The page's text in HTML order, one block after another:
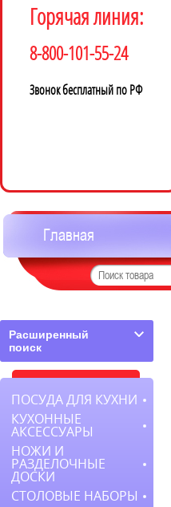
Горячая линия:
8-800-101-55-24
Звонок бесплатный по РФ
Главная
Расширенный
поиск
ПОСУДА ДЛЯ КУХНИ
КУХОННЫЕ
АКСЕССУАРЫ
НОЖИ И
РАЗДЕЛОЧНЫЕ
ДОСКИ
СТОЛОВЫЕ НАБОРЫ